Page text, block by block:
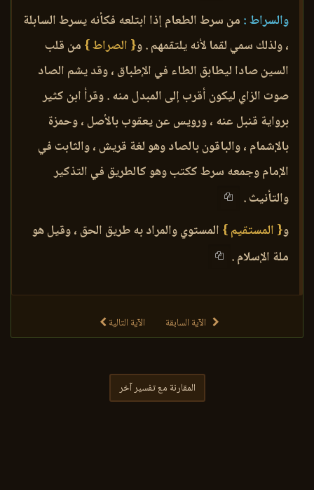
والسراط : من سرط الطعام إذا ابتلعه فكأنه يسرط السابلة
، ولذلك سمي لقما لأنه يلتقمهم . و{ الصراط } من قلب
السين صادا ليطابق الطاء في الإطباق ، وقد يشم الصاد
صوت الزاي ليكون أقرب إلى المبدل منه . وقرأ ابن كثير
برواية قنبل عنه ، ورويس عن يعقوب بالأصل ، وحمزة
بالإشمام ، والباقون بالصاد وهو لغة قريش ، والثابت في
الإمام وجمعه سرط ككتب وهو كالطريق في التذكير
والتأنيث .
و{ المستقيم } المستوي والمراد به طريق الحق ، وقيل هو
ملة الإسلام .
الآية السابقة الآية التالية
المقارنة مع تفسير آخر